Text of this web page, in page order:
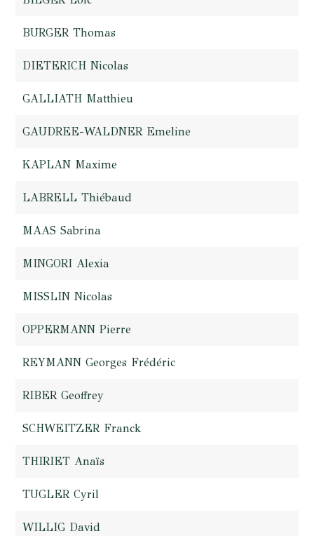
BURGER Thomas
DIETERICH Nicolas
GALLIATH Matthieu
GAUDREE-WALDNER Emeline
KAPLAN Maxime
LABRELL Thiébaud
MAAS Sabrina
MINGORI Alexia
MISSLIN Nicolas
OPPERMANN Pierre
REYMANN Georges Frédéric
RIBER Geoffrey
SCHWEITZER Franck
THIRIET Anaïs
TUGLER Cyril
WILLIG David